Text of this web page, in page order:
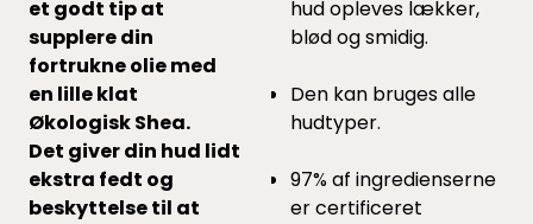
et godt tip at
supplere din
fortrukne olie med
en lille klat
Økologisk Shea.
Det giver din hud lidt
ekstra fedt og
beskyttelse til at
hud opleves lækker,
blød og smidig.
Den kan bruges alle
hudtyper.
97% af ingredienserne
er certificeret